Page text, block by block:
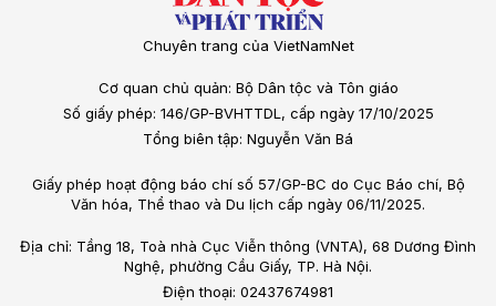
Chuyên trang của VietNamNet
Cơ quan chủ quản: Bộ Dân tộc và Tôn giáo
Số giấy phép: 146/GP-BVHTTDL, cấp ngày 17/10/2025
Tổng biên tập: Nguyễn Văn Bá
Giấy phép hoạt động báo chí số 57/GP-BC do Cục Báo chí, Bộ
Văn hóa, Thể thao và Du lịch cấp ngày 06/11/2025.
Địa chỉ: Tầng 18, Toà nhà Cục Viễn thông (VNTA), 68 Dương Đình
Nghệ, phường Cầu Giấy, TP. Hà Nội.
Điện thoại: 02437674981